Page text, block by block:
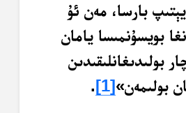
بارسا، مەن ئۇ
بويسۇنمىسا يامان
بولىدىغانلىقىدىن
بولىمەن»[1]
.